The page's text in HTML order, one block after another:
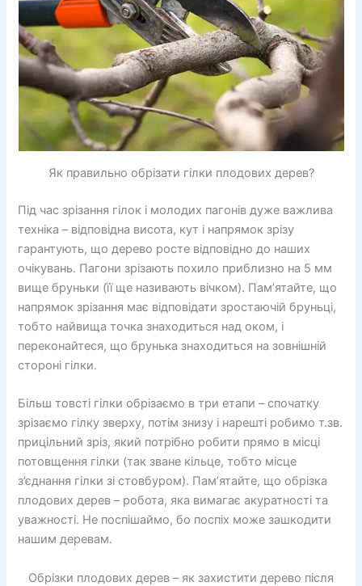
Як правильно обрізати гілки плодових дерев?
Під час зрізання гілок і молодих пагонів дуже важлива
техніка – відповідна висота, кут і напрямок зрізу
гарантують, що дерево росте відповідно до наших
очікувань. Пагони зрізають похило приблизно на 5 мм
вище бруньки (її ще називають вічком). Пам’ятайте, що
напрямок зрізання має відповідати зростаючій бруньці,
тобто найвища точка знаходиться над оком, і
переконайтеся, що брунька знаходиться на зовнішній
стороні гілки.
Більш товсті гілки обрізаємо в три етапи – спочатку
зрізаємо гілку зверху, потім знизу і нарешті робимо т.зв.
прицільний зріз, який потрібно робити прямо в місці
потовщення гілки (так зване кільце, тобто місце
з’єднання гілки зі стовбуром). Пам’ятайте, що обрізка
плодових дерев – робота, яка вимагає акуратності та
уважності. Не поспішаймо, бо поспіх може зашкодити
нашим деревам.
Обрізки плодових дерев – як захистити дерево після